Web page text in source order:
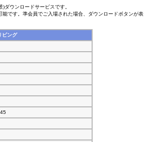
ダウンロードサービスです。
です。準会員でご入場された場合、ダウンロードボタンが表
ビング